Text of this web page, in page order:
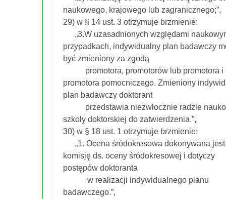
naukowego, krajowego lub zagranicznego;”,
29) w § 14 ust. 3 otrzymuje brzmienie:
„3.W uzasadnionych względami
przypadkach, indywidualny plan badawczy
być zmieniony za zgodą
promotora, promotorów lub promotora i
promotora pomocniczego. Zmieniony
plan badawczy doktorant
przedstawia niezwłocznie radzie
szkoły doktorskiej do zatwierdzenia.”,
30) w § 18 ust. 1 otrzymuje brzmienie:
„1. Ocena śródokresowa dokonywana jest
komisję ds. oceny śródokresowej i dotyczy
postępów doktoranta
w realizacji indywidualnego planu
badawczego.”,